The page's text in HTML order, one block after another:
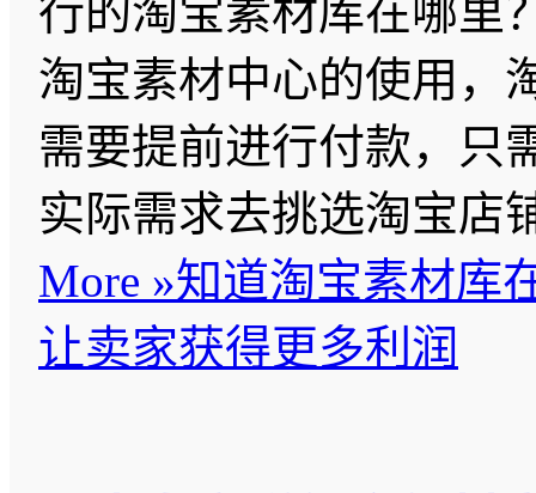
行的淘宝素材库在哪里
淘宝素材中心的使用，
需要提前进行付款，只
实际需求去挑选淘宝
More »知道淘宝素材库
让卖家获得更多利润